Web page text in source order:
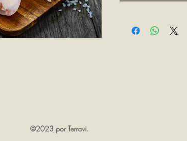
por Terravi.